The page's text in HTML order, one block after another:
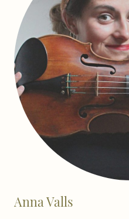
Anna Valls